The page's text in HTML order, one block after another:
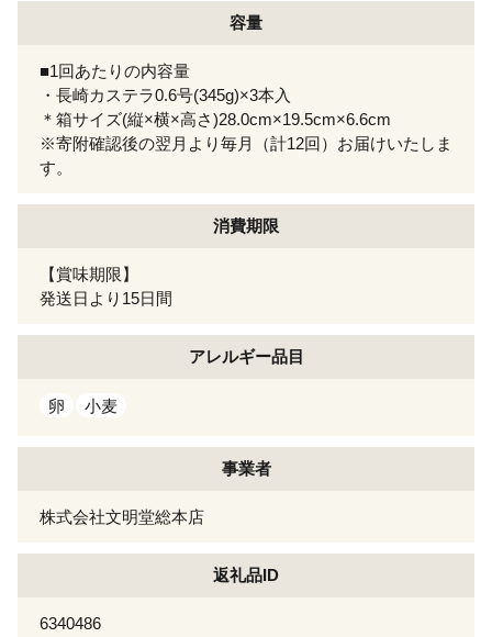
容量
■1回あたりの内容量
・長崎カステラ0.6号(345g)×3本入
＊箱サイズ(縦×横×高さ)28.0cm×19.5cm×6.6cm
※寄附確認後の翌月より毎月（計12回）お届けいたしま
す。
消費期限
【賞味期限】
発送日より15日間
アレルギー品目
卵 小麦
事業者
株式会社文明堂総本店
返礼品ID
6340486